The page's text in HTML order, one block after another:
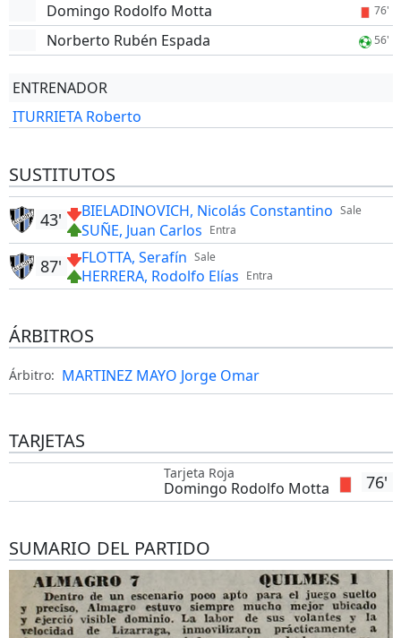
Domingo Rodolfo Motta 76'
Norberto Rubén Espada 56'
ENTRENADOR
ITURRIETA Roberto
SUSTITUTOS
Sale
BIELADINOVICH, Nicolás Constantino
Entra
SUÑE, Juan Carlos
43'
Sale
FLOTTA, Serafín
Entra
HERRERA, Rodolfo Elías
87'
ÁRBITROS
Árbitro: MARTINEZ MAYO Jorge Omar
TARJETAS
76'
Tarjeta Roja
Domingo Rodolfo Motta
SUMARIO DEL PARTIDO